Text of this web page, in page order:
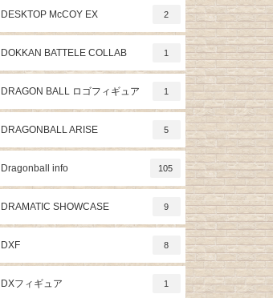
DESKTOP McCOY EX 2
DOKKAN BATTELE COLLAB 1
DRAGON BALL ロゴフィギュア 1
DRAGONBALL ARISE 5
Dragonball info 105
DRAMATIC SHOWCASE 9
DXF 8
DXフィギュア 1